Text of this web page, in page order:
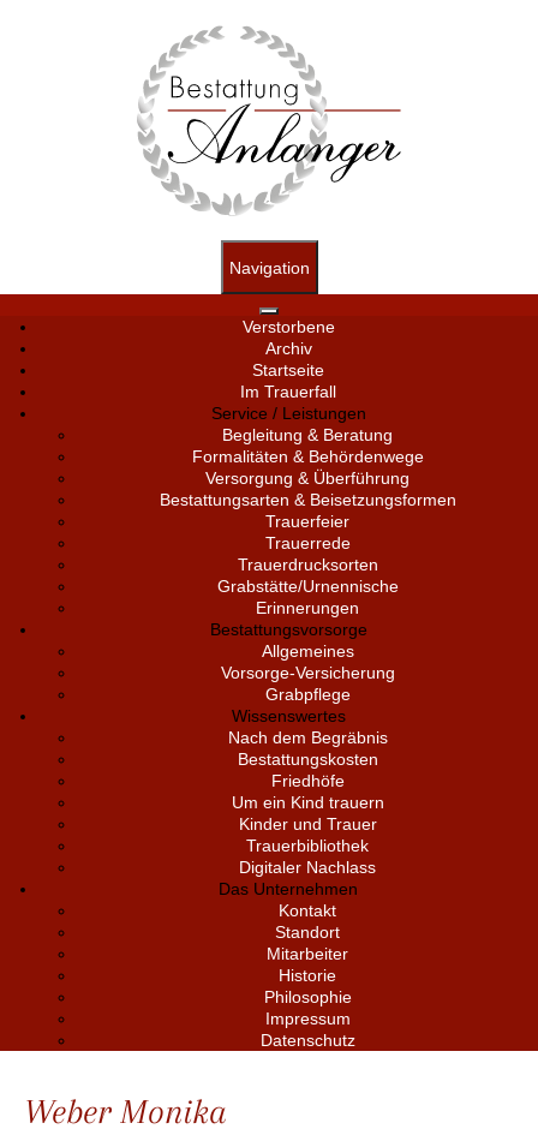
Navigation
Verstorbene
Archiv
Startseite
Im Trauerfall
Service / Leistungen
Begleitung & Beratung
Formalitäten & Behördenwege
Versorgung & Überführung
Bestattungsarten & Beisetzungsformen
Trauerfeier
Trauerrede
Trauerdrucksorten
Grabstätte/Urnennische
Erinnerungen
Bestattungsvorsorge
Allgemeines
Vorsorge-Versicherung
Grabpflege
Wissenswertes
Nach dem Begräbnis
Bestattungskosten
Friedhöfe
Um ein Kind trauern
Kinder und Trauer
Trauerbibliothek
Digitaler Nachlass
Das Unternehmen
Kontakt
Standort
Mitarbeiter
Historie
Philosophie
Impressum
Datenschutz
Weber Monika